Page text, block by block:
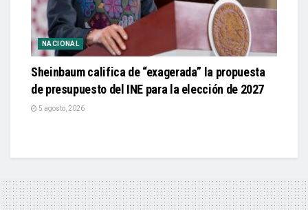
NACIONAL
Sheinbaum califica de “exagerada” la propuesta
de presupuesto del INE para la elección de 2027
5 agosto, 2026